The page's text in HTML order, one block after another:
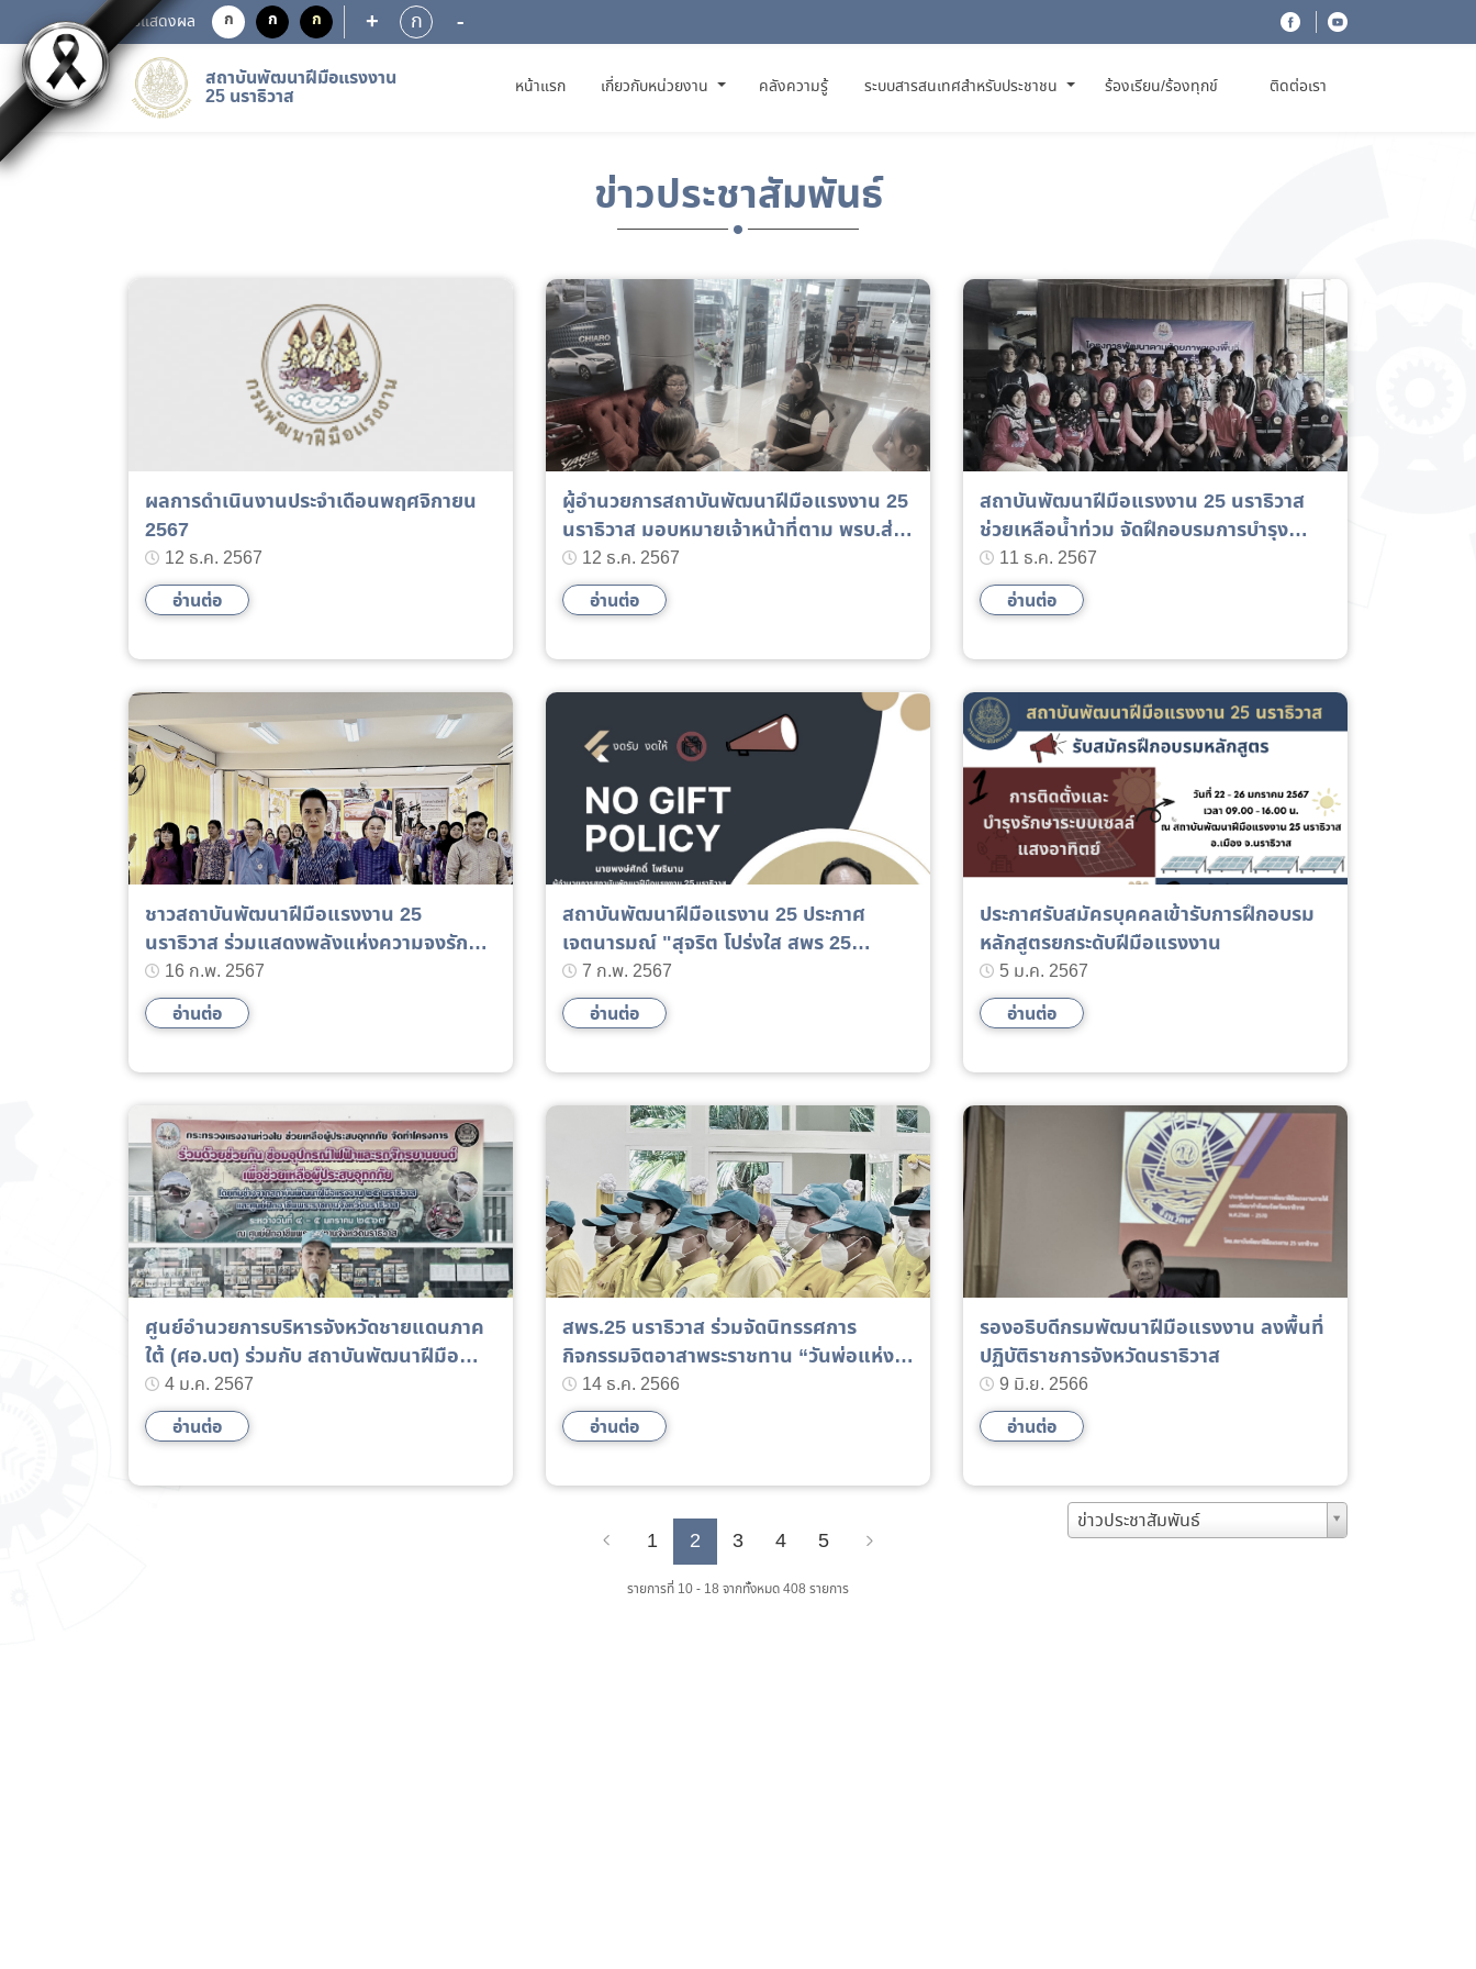
การแสดงผล ก ก ก + ก -
สถาบันพัฒนาฝีมือแรงงาน
25 นราธิวาส หน้าแรก(CURRENT)
เกี่ยวกับหน่วยงาน คลังความรู้ ระบบสารสนเทศสำหรับประชาชน ร้องเรียน/ร้องทุกข์ ติดต่อเรา
ข่าวประชาสัมพันธ์
ผลการดำเนินงานประจำเดือนพฤศจิกายน
2567
12 ธ.ค. 2567
อ่านต่อ
ผู้อำนวยการสถาบันพัฒนาฝีมือแรงงาน 25
นราธิวาส มอบหมายเจ้าหน้าที่ตาม พรบ.ส่ง
เสริมฯ ตรวจติดตามด้านการพัฒนาฝีมือ
แรงงานสถานประกอบกิจการ
12 ธ.ค. 2567
อ่านต่อ
สถาบันพัฒนาฝีมือแรงงาน 25 นราธิวาส
ช่วยเหลือน้ำท่วม จัดฝึกอบรมการบำรุง
รักษาและซ่อมแซมรถจักรยานยนต์เบื้องต้น
11 ธ.ค. 2567
อ่านต่อ
ชาวสถาบันพัฒนาฝีมือแรงงาน 25
นราธิวาส ร่วมแสดงพลังแห่งความจงรัก
ภักดี และสำนึกในพระมหากรุณาธิคุณแด่
สมเด็จพระกนิษฐาธิราชเจ้า กรมสมเด็จพระ
เทพรัตนราชสุดา ฯ สยามบรมราชกุมารี ที่มี
16 ก.พ. 2567
อ่านต่อ
สถาบันพัฒนาฝีมือแรงาน 25 ประกาศ
เจตนารมณ์ "สุจริต โปร่งใส สพร 25
นราธิวาส ใส สะอาด 2567"
7 ก.พ. 2567
อ่านต่อ
ประกาศรับสมัครบุคคลเข้ารับการฝึกอบรม
หลักสูตรยกระดับฝีมือแรงงาน
5 ม.ค. 2567
อ่านต่อ
ศูนย์อำนวยการบริหารจังหวัดชายแดนภาค
ใต้ (ศอ.บต) ร่วมกับ สถาบันพัฒนาฝีมือ
แรงงาน 25 นราธิวาส นำทีมเจ้าหน้าที่ซ่อม
เครื่องใช้ไฟฟ้ารถจักรยานยนต์ หลังน้ำลดใน
พื้นที่จังหวัดนราธิวาส
4 ม.ค. 2567
อ่านต่อ
สพร.25 นราธิวาส ร่วมจัดนิทรรศการ
กิจกรรมจิตอาสาพระราชทาน “วันพ่อแห่ง
ชาติ” ในวันคล้ายวันพระบรมราชสมภพ
พระบาทสมเด็จพระบรมชนกาธิเบศร มหา
ภูมิพลอดุลยเดชมหาราช
14 ธ.ค. 2566
อ่านต่อ
รองอธิบดีกรมพัฒนาฝีมือแรงงาน ลงพื้นที่
ปฏิบัติราชการจังหวัดนราธิวาส
9 มิ.ย. 2566
อ่านต่อ
1 2 3 4 5
รายการที่ 10 - 18 จากทั้งหมด 408 รายการ
ข่าวประชาสัมพันธ์